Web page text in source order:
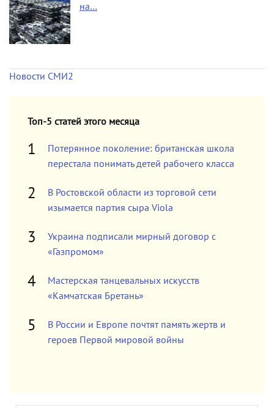
на…
Новости СМИ2
Топ-5 статей этого месяца
Потерянное поколение: британская школа
перестала понимать детей рабочего класса
В Ростовской области из торговой сети
изымается партия сыра Viola
Украина подписали мирный договор с
«Газпромом»
Мастерская танцевальных искусств
«Камчатская Бретань»
В России и Европе почтят память жертв и
героев Первой мировой войны